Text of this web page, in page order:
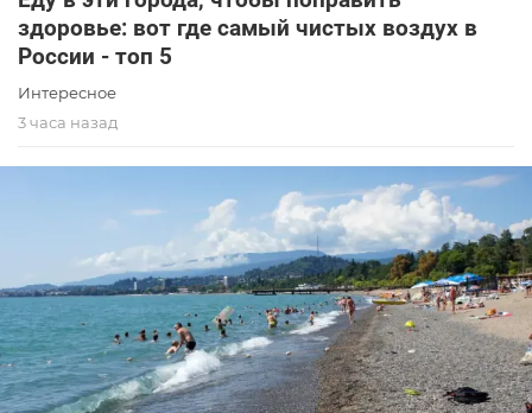
здоровье: вот где самый чистых воздух в
России - топ 5
Интересное
3 часа назад